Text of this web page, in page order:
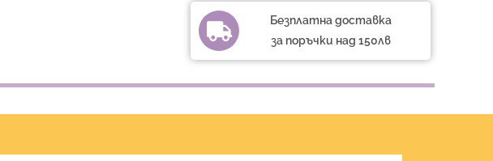
Безплатна доставка
за поръчки над 150лв